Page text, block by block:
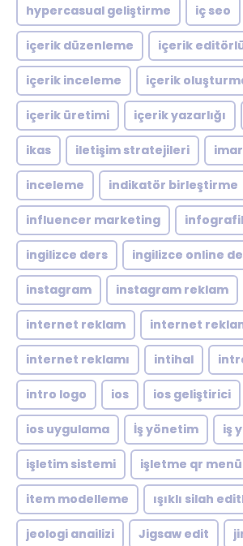
hypercasual geliştirme iç seo
içerik düzenleme içerik
içerik inceleme içerik
içerik üretimi içerik yazarlığı
ikas iletişim stratejileri
inceleme indikatör birleştirme
influencer marketing
ingilizce ders ingilizce online
instagram instagram reklam
internet reklam internet
internet reklamı intihal
intro logo ios ios geliştirici
ios uygulama İş yönetim iş
işletim sistemi işletme qr menü
item modelleme ışıklı silah
jeologi anailizi Jigsaw edit